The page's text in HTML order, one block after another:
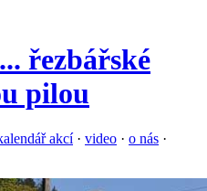
... řezbářské
pilou
akcí· video · o nás ·